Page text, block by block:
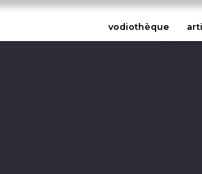
vodiothèque